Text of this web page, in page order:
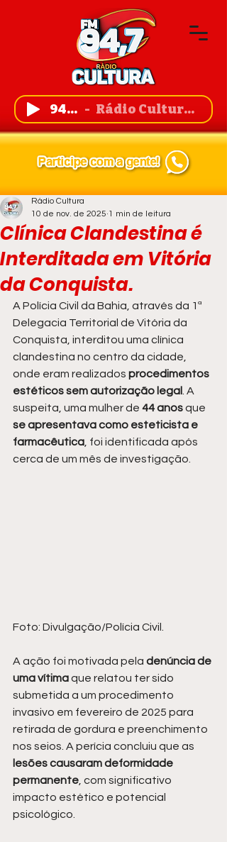
94,7 FM Rádio Cultura de Guanambi
Clínica Clandestina é
Interditada em Vitória
da Conquista.
Rádio Cultura
10 de nov. de 2025 1 min de leitura
A Polícia Civil da Bahia, através da 1ª
Delegacia Territorial de Vitória da
Conquista, interditou uma clínica
clandestina no centro da cidade,
onde eram realizados procedimentos
estéticos sem autorização legal . A
suspeita, uma mulher de 44 anos que
se apresentava como esteticista e
farmacêutica , foi identificada após
cerca de um mês de investigação.
Foto: Divulgação/Polícia Civil.
A ação foi motivada pela denúncia de
uma vítima que relatou ter sido
submetida a um procedimento
invasivo em fevereiro de 2025 para
retirada de gordura e preenchimento
nos seios. A perícia concluiu que as
lesões causaram deformidade
permanente, com significativo
impacto estético e potencial
psicológico.